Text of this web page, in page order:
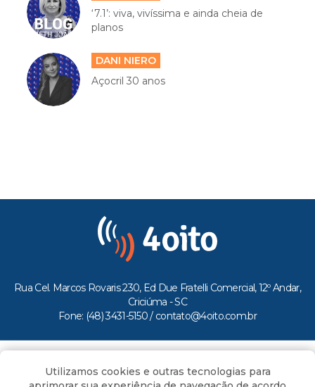
‘7.1’: viva, vivíssima e ainda cheia de
planos
DANI NIERO
Açocril 30 anos
Rua Cel. Marcos Rovaris 230, Ed Due Fratelli Comercial, 12º Andar,
Criciúma - SC
Fone: (48) 3431-5150 / contato@4oito.com.br
Todos os direitos reservados ao Portal 4oito
Utilizamos cookies e outras tecnologias para